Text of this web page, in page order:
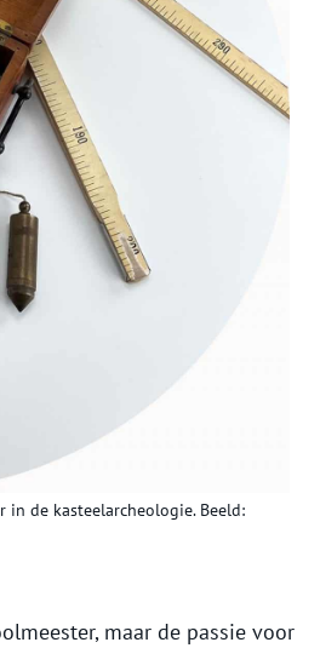
in de kasteelarcheologie. Beeld:
maar de passie voor